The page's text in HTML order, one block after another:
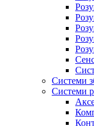
Системи
Системи